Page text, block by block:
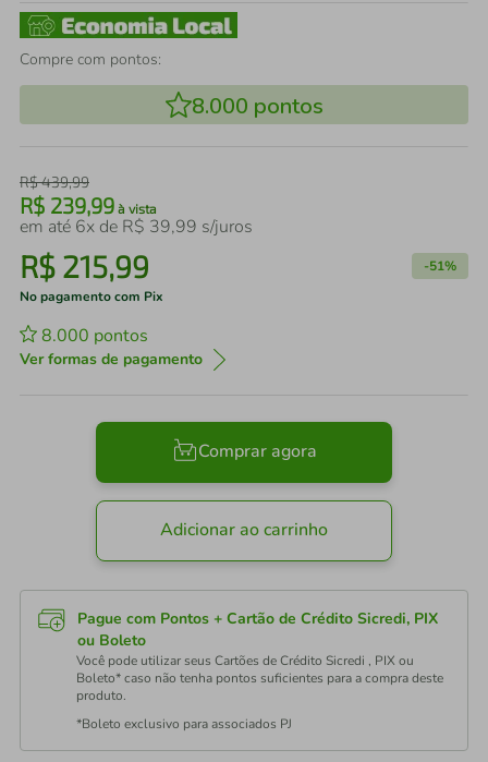
Compre com pontos:
8.000 pontos
R$439,99
R$ 239,99 à vista
em até 6x de R$ 39,99 s/juros
R$ 215,99 -51%
No pagamento com Pix
8.000 pontos
Ver formas de pagamento
Comprar agora
Adicionar ao carrinho
Pague com Pontos + Cartão de Crédito Sicredi, PIX
ou Boleto
Você pode utilizar seus Cartões de Crédito Sicredi , PIX ou
Boleto* caso não tenha pontos suficientes para a compra deste
produto.
*Boleto exclusivo para associados PJ